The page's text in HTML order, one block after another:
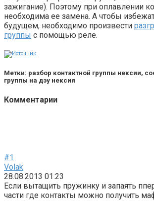
зажигание). Поэтому при оплавлении
необходима ее замена. А чтобы
будущем, необходимо произвести
группы с помощью реле.
Метки: разбор контактной группы нексии,
группы на дэу нексия
Комментарии
#1
Volak
28.08.2013 01:23
Если вытащить пружинку и запаять
части где контакты можно получить